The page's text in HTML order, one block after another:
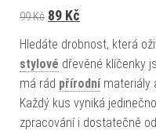
99Kč Původní cena byla:
89 Kč
Hledáte drobnost, která
stylové dřevěné klíčenky
má rád přírodnímateriály
Každý kus vyniká
zpracování i dostatečně